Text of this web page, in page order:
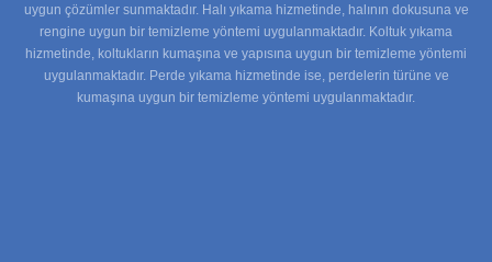
uygun çözümler sunmaktadır. Halı yıkama hizmetinde, halının dokusuna ve
rengine uygun bir temizleme yöntemi uygulanmaktadır. Koltuk yıkama
hizmetinde, koltukların kumaşına ve yapısına uygun bir temizleme yöntemi
uygulanmaktadır. Perde yıkama hizmetinde ise, perdelerin türüne ve
kumaşına uygun bir temizleme yöntemi uygulanmaktadır.